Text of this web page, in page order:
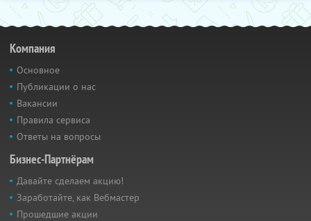
Компания
Основное
Публикации о нас
Вакансии
Правила сервиса
Ответы на вопросы
Бизнес-Партнёрам
Давайте сделаем акцию!
Заработайте, как Вебмастер
Прошедшие акции